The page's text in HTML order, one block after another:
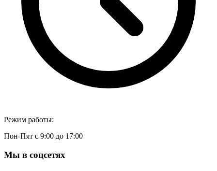
Режим работы:
Пон-Пят с 9:00 до 17:00
Мы в соцсетях